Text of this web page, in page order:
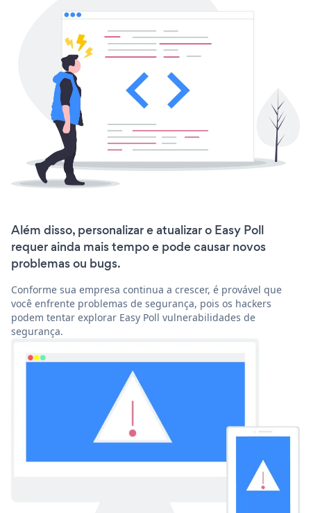
Além disso, personalizar e atualizar o Easy Poll
requer ainda mais tempo e pode causar novos
problemas ou bugs.
Conforme sua empresa continua a crescer, é provável que
você enfrente problemas de segurança, pois os hackers
podem tentar explorar Easy Poll vulnerabilidades de
segurança.